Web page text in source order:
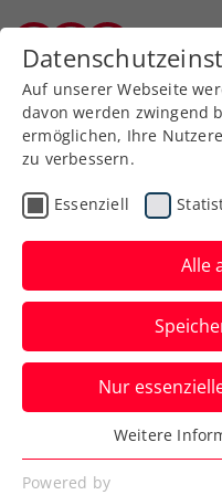
Zurück zur
Turniere
Danube
Open
mit
Erler/
Auch Österreichs
zum ATP-100-
Mauthausen.
Auf unserer Webseite
davon werden zwingend
ermöglichen, Ihre
zu verbessern.
Essenziell
Alle
Nur
Essenziell
Essenzielle Cookies
Weitere
Powered by